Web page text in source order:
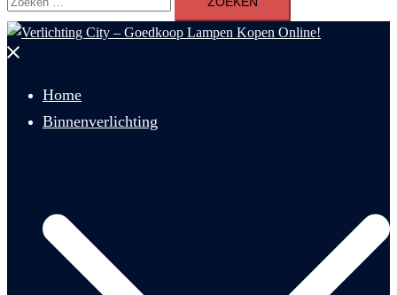
naar:
Menu
Home
Binnenverlichting